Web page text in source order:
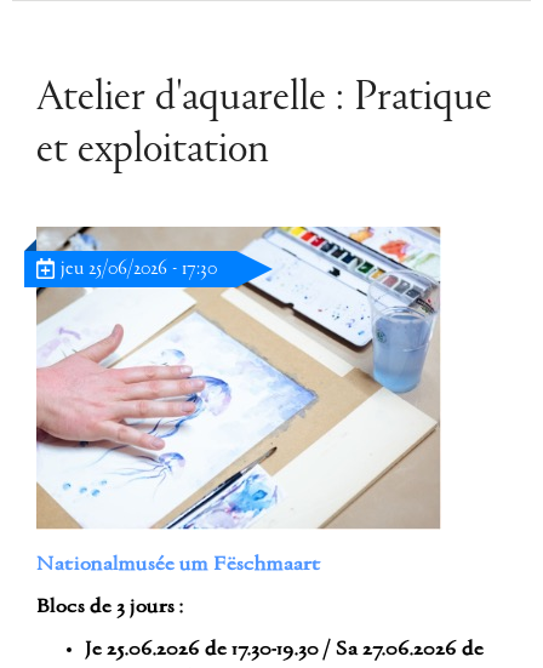
Atelier d'aquarelle : Pratique
et exploitation
jeu 25/06/2026 - 17:30
Nationalmusée um Fëschmaart
Blocs de 3 jours :
Je 25.06.2026 de 17.30-19.30 / Sa 27.06.2026 de